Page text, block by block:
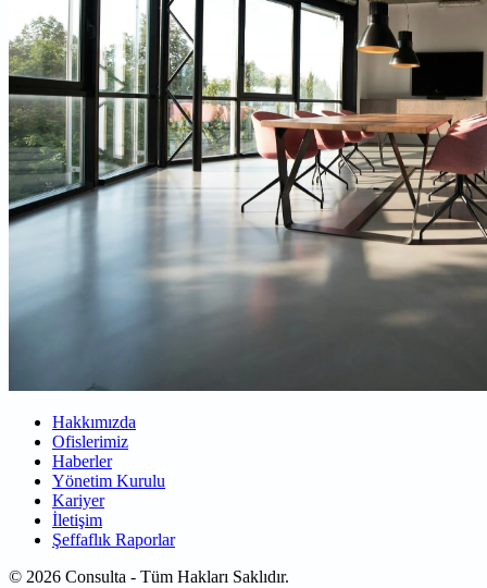
Hakkımızda
Ofislerimiz
Haberler
Yönetim Kurulu
Kariyer
İletişim
Şeffaflık Raporlar
© 2026 Consulta - Tüm Hakları Saklıdır.